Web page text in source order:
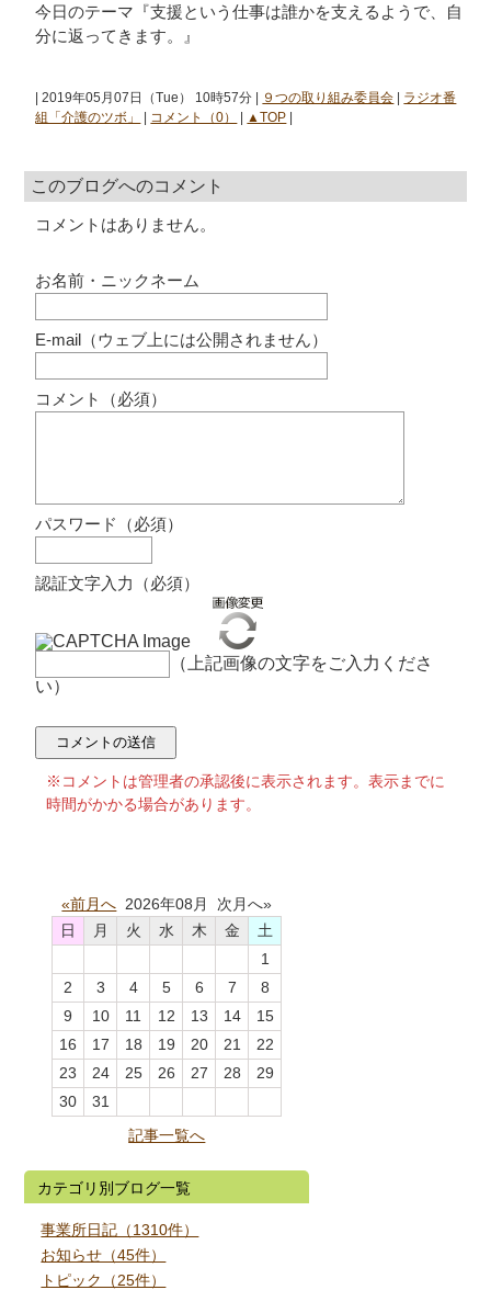
今日のテーマ『支援という仕事は誰かを支えるようで、自
分に返ってきます。』
| 2019年05月07日（Tue） 10時57分 | ９つの取り組み委員会
ラジオ番
組「介護のツボ」
コメント（0） ▲TOP
このブログへのコメント
コメントはありません。
お名前・ニックネーム
E-mail（ウェブ上には公開されません）
コメント（必須）
パスワード（必須）
認証文字入力（必須）
（上記画像の文字をご入力くださ
い）
※コメントは管理者の承認後に表示されます。表示までに
時間がかかる場合があります。
«前月へ 2026年08月 次月へ»
日
月 火 水 木 金
土
1
2
3 4 5 6 7
8
9
10 11 12 13 14
15
16
17 18 19 20 21
22
23
24 25 26 27 28
29
30
31
記事一覧へ
カテゴリ別ブログ一覧
事業所日記（1310件）
お知らせ（45件）
トピック（25件）